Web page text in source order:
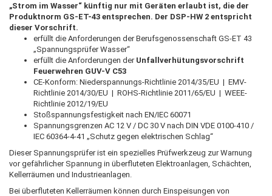
„Strom im Wasser“ künftig nur mit Geräten erlaubt ist, die der
Produktnorm GS-ET-43 entsprechen. Der DSP-HW 2 entspricht
dieser Vorschrift.
erfüllt die Anforderungen der Berufsgenossenschaft GS-ET 43
„Spannungsprüfer Wasser“
erfüllt die Anforderungen der Unfallverhütungsvorschrift
Feuerwehren GUV-V C53
CE-Konform: Niederspannungs-Richtlinie 2014/35/EU | EMV-
Richtlinie 2014/30/EU | ROHS-Richtlinie 2011/65/EU | WEEE-
Richtlinie 2012/19/EU
Stoßspannungsfestigkeit nach EN/IEC 60071
Spannungsgrenzen AC 12 V / DC 30 V nach DIN VDE 0100-410 /
IEC 60364-4-41 „Schutz gegen elektrischen Schlag“
Dieser Spannungsprüfer ist ein spezielles Prüfwerkzeug zur Warnung
vor gefährlicher Spannung in überfluteten Elektroanlagen, Schächten,
Kellerräumen und Industrieanlagen.
Bei überfluteten Kellerräumen können durch Einspeisungen von